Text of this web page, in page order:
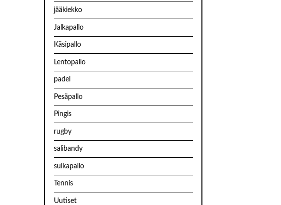
jääkiekko
Jalkapallo
Käsipallo
Lentopallo
padel
Pesäpallo
Pingis
rugby
salibandy
sulkapallo
Tennis
Uutiset